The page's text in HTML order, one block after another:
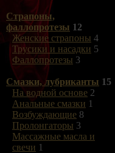
Страпоны,
фаллопротезы 12
Женские страпоны 4
Трусики и насадки 5
Фаллопротезы 3
Смазки, лубриканты 15
На водной основе 2
Анальные смазки 1
Возбуждающие 8
Пролонгаторы 3
Массажные масла и
свечи 1